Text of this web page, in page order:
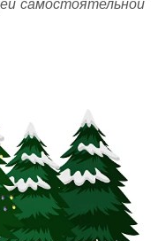
самостоятельной